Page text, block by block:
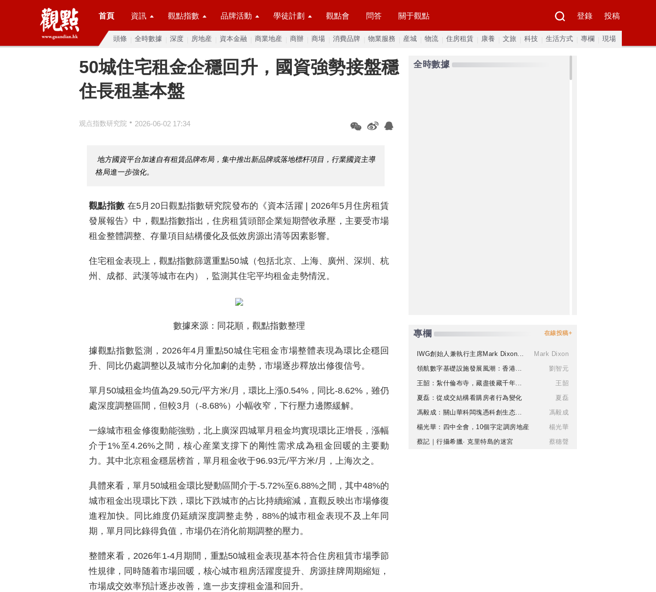
首頁 資訊 觀點指數 品牌活動 學徒計劃 觀點會 問答 關于觀點 登錄 投稿
頭條 全時數據 深度 房地産 資本金融 商業地産 商辦 商場 消費品牌 物業服務 産城 物流 住房租賃 康養 文旅 科技 生活方式 專欄 現場
50城住宅租金企穩回升，國資強勢接盤穩
住長租基本盤
观点指数研究院 • 2026-06-02 17:34
地方國資平台加速自有租賃品牌布局，集中推出新品牌或落地標杆項目，行業國資主導
格局進一步強化。
觀點指數 在5月20日觀點指數研究院發布的《資本活躍 | 2026年5月住房租賃
發展報告》中，觀點指數指出，住房租賃頭部企業短期營收承壓，主要受市場
租金整體調整、存量項目結構優化及低效房源出清等因素影響。
住宅租金表現上，觀點指數篩選重點50城（包括北京、上海、廣州、深圳、杭
州、成都、武漢等城市在内），監測其住宅平均租金走勢情況。
數據來源：同花順，觀點指數整理
據觀點指數監測，2026年4月重點50城住宅租金市場整體表現為環比企穩回
升、同比仍處調整以及城市分化加劇的走勢，市場逐步釋放出修復信号。
單月50城租金均值為29.50元/平方米/月，環比上漲0.54%，同比-8.62%，雖仍
處深度調整區間，但較3月（-8.68%）小幅收窄，下行壓力邊際緩解。
一線城市租金修復動能強勁，北上廣深四城單月租金均實現環比正增長，漲幅
介于1%至4.26%之間，核心産業支撐下的剛性需求成為租金回暖的主要動
力。其中北京租金穩居榜首，單月租金收于96.93元/平方米/月，上海次之。
具體來看，單月50城租金環比變動區間介于-5.72%至6.88%之間，其中48%的
城市租金出現環比下跌，環比下跌城市的占比持續縮減，直觀反映出市場修復
進程加快。同比維度仍延續深度調整走勢，88%的城市租金表現不及上年同
期，單月同比錄得負值，市場仍在消化前期調整的壓力。
整體來看，2026年1-4月期間，重點50城租金表現基本符合住房租賃市場季節
性規律，同時随着市場回暖，核心城市租房活躍度提升、房源挂牌周期縮短，
市場成交效率預計逐步改善，進一步支撐租金溫和回升。
全時數據
專欄 在線投稿+
IWG創始人兼執行主席Mark Dixon...
Mark Dixon
領航數字基礎設施發展風潮：香港...
劉智元
王韶：紮什倫布寺，藏盡後藏千年...
王韶
夏磊：從成交結構看購房者行為變化
夏磊
馮毅成：關山華科闆塊憑科創生态...
馮毅成
楊光華：四中全會，10個字定調房地産
楊光華
蔡記｜行攝希臘· 克里特島的迷宮
蔡穗聲